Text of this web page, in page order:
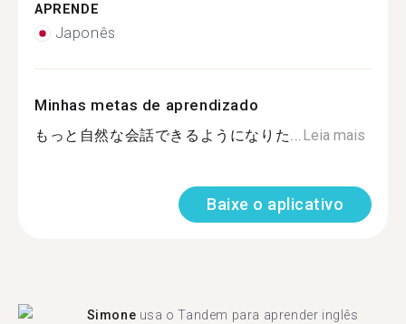
APRENDE
Japonês
Minhas metas de aprendizado
もっと自然な会話できるようになりた...Leia mais
Baixe o aplicativo
Simone usa o Tandem para aprender inglês